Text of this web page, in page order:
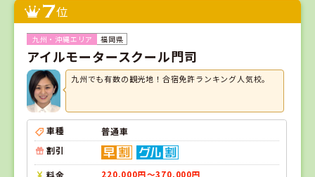
7位
福岡県
アイルモータースクール門司
九州でも有数の観光地！合宿免許ランキング人気校。
車種
普通車
割引
料金 220,000円～370,000円